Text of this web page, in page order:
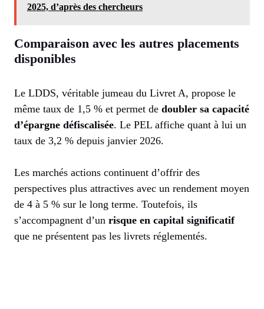
2025, d’après des chercheurs
Comparaison avec les autres placements
disponibles
Le LDDS, véritable jumeau du Livret A, propose le
même taux de 1,5 % et permet de doubler sa capacité
d’épargne défiscalisée. Le PEL affiche quant à lui un
taux de 3,2 % depuis janvier 2026.
Les marchés actions continuent d’offrir des
perspectives plus attractives avec un rendement moyen
de 4 à 5 % sur le long terme. Toutefois, ils
s’accompagnent d’un risque en capital significatif
que ne présentent pas les livrets réglementés.